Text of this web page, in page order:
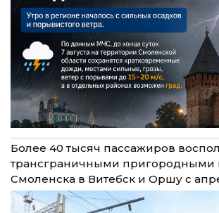
Более 40 тысяч пассажиров
трансграничными пригородными
Смоленска в Витебск и Оршу с